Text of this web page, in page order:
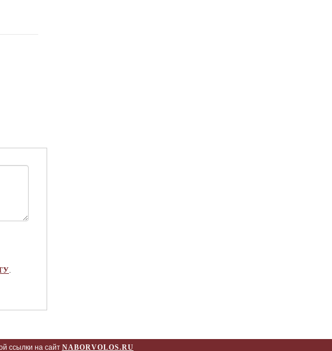
ссылки на сайт NABORVOLOS.RU